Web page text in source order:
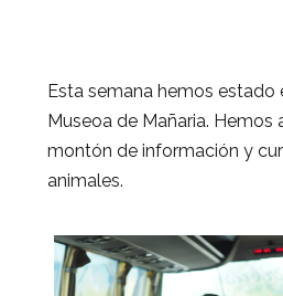
Esta semana hemos estado
Museoa de Mañaria. Hemos
montón de información y
animales.